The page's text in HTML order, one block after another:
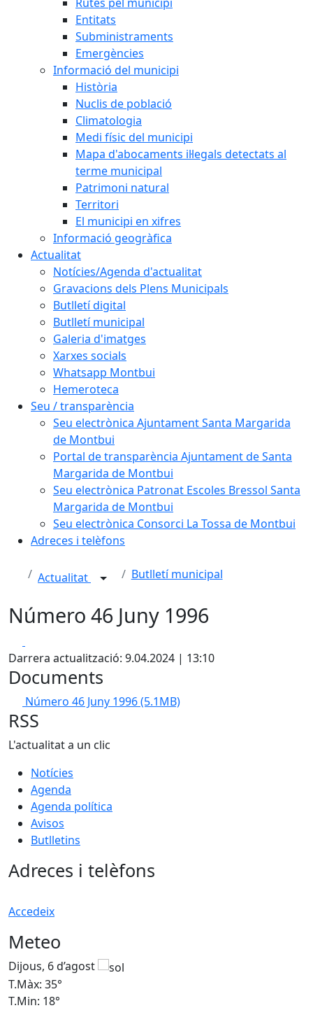
Entitats
Subministraments
Emergències
Informació del municipi
Història
Nuclis de població
Climatologia
Medi físic del municipi
Mapa d'abocaments il·legals detectats al
terme municipal
Patrimoni natural
Territori
El municipi en xifres
Informació geogràfica
Actualitat
Notícies/Agenda d'actualitat
Gravacions dels Plens Municipals
Butlletí digital
Butlletí municipal
Galeria d'imatges
Xarxes socials
Whatsapp Montbui
Hemeroteca
Seu / transparència
Seu electrònica Ajuntament Santa Margarida
de Montbui
Portal de transparència Ajuntament de Santa
Margarida de Montbui
Seu electrònica Patronat Escoles Bressol Santa
Margarida de Montbui
Seu electrònica Consorci La Tossa de Montbui
Adreces i telèfons
Actualitat Butlletí municipal
Número 46 Juny 1996
Darrera actualització: 9.04.2024 | 13:10
Documents
Número 46 Juny 1996(5.1MB)
RSS
L'actualitat a un clic
Notícies
Agenda
Agenda política
Avisos
Butlletins
Adreces i telèfons
Accedeix
Meteo
Dijous, 6 d’agost
T.Màx: 35°
T.Min: 18°